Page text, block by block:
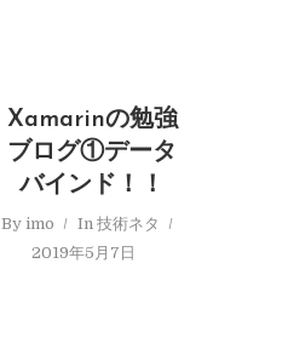
Xamarinの勉強
ブログ①データ
バインド！！
By imo In技術ネタ
2019年5月7日